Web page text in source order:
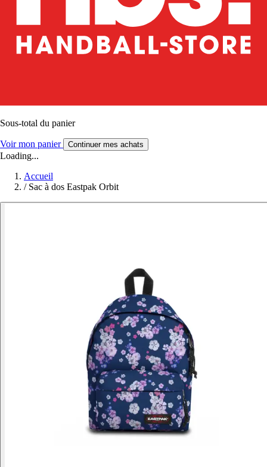
Sous-total du panier
Voir mon panier Continuer mes achats
Loading...
Accueil
/ Sac à dos Eastpak Orbit